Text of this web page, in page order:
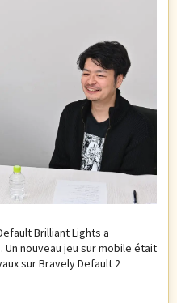
Brilliant Lights a
nouveau jeu sur mobile était
sur Bravely Default 2